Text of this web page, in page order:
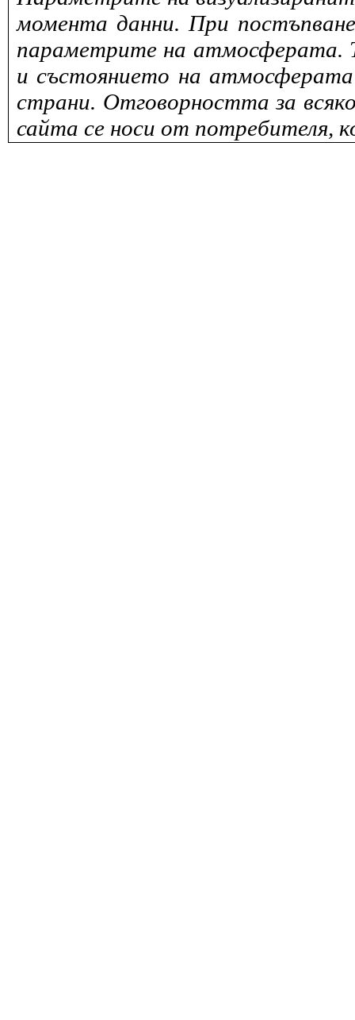
момента данни. При
параметрите на атмосферата.
и състоянието на
страни. Отговорността за
сайта се носи от потребителя,